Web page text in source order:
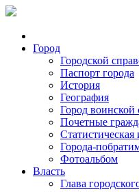
Город
Городской
Паспорт города
История
География
Город воинской
Почетные
Города-
Фотоальбом
Власть
Глава